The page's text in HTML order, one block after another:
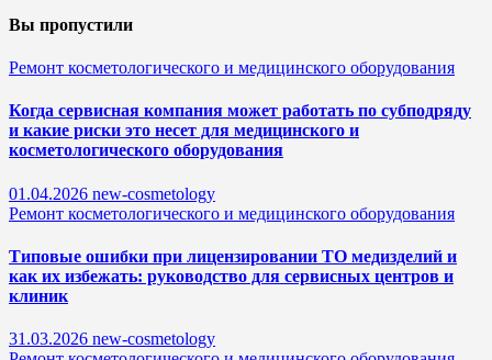
Вы пропустили
Ремонт косметологического и медицинского оборудования
Когда сервисная компания может работать по субподряду
и какие риски это несет для медицинского и
косметологического оборудования
01.04.2026 new-cosmetology
Ремонт косметологического и медицинского оборудования
Типовые ошибки при лицензировании ТО медизделий и
как их избежать: руководство для сервисных центров и
клиник
31.03.2026 new-cosmetology